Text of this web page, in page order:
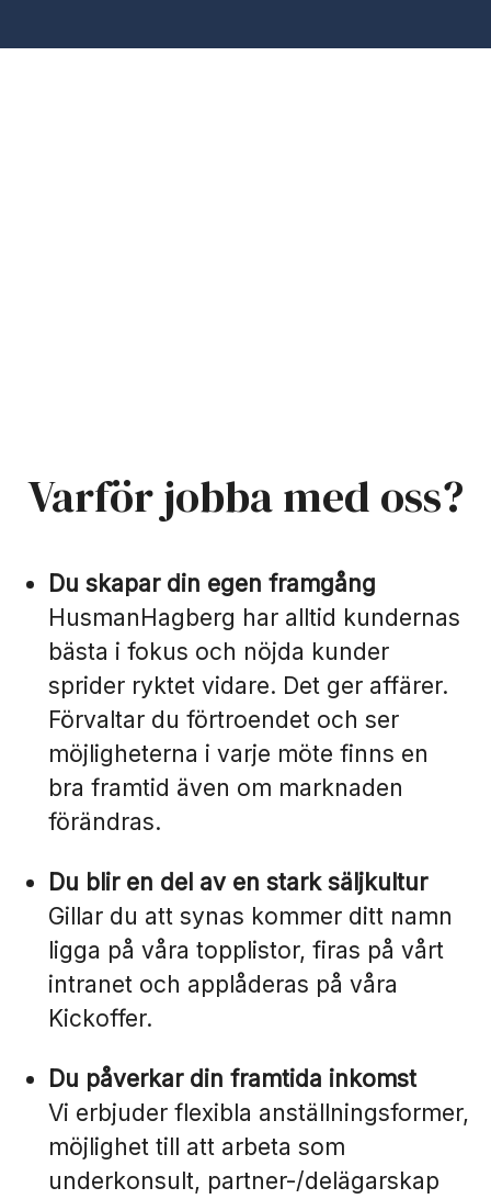
Varför jobba med oss?
Du skapar din egen framgång
HusmanHagberg har alltid kundernas
bästa i fokus och nöjda kunder
sprider ryktet vidare. Det ger affärer.
Förvaltar du förtroendet och ser
möjligheterna i varje möte finns en
bra framtid även om marknaden
förändras.
Du blir en del av en stark säljkultur
Gillar du att synas kommer ditt namn
ligga på våra topplistor, firas på vårt
intranet och applåderas på våra
Kickoffer.
Du påverkar din framtida inkomst
Vi erbjuder flexibla anställningsformer,
möjlighet till att arbeta som
underkonsult, partner-/delägarskap